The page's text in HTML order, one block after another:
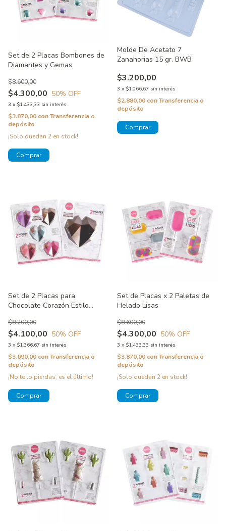
Set de 2 Placas Bombones de
Diamantes y Gemas
$4.300,00
$8.600,00
50% OFF
3 x $1.433,33 sin interés
$3.870,00 conTransferencia o
depósito
¡Solo quedan 2 en stock!
Molde De Acetato 7
Zanahorias 15 gr. BWB
$3.200,00
3 x $1.066,67 sin interés
$2.880,00 conTransferencia o
depósito
Set de 2 Placas para
Chocolate Corazón Estilo
$4.100,00
$8.200,00
50% OFF
3 x $1.366,67 sin interés
$3.690,00 conTransferencia o
depósito
¡No te lo pierdas, es el último!
Set de Placas x 2 Paletas de
Helado Lisas
$4.300,00
$8.600,00
50% OFF
3 x $1.433,33 sin interés
$3.870,00 conTransferencia o
depósito
¡Solo quedan 2 en stock!